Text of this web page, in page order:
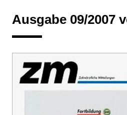
Ausgabe 09/2007